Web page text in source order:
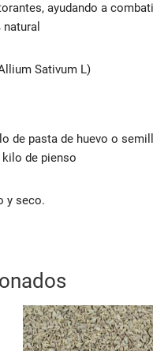
ayudando a
Sativum L)
de pasta de huevo o
de pienso
y seco.